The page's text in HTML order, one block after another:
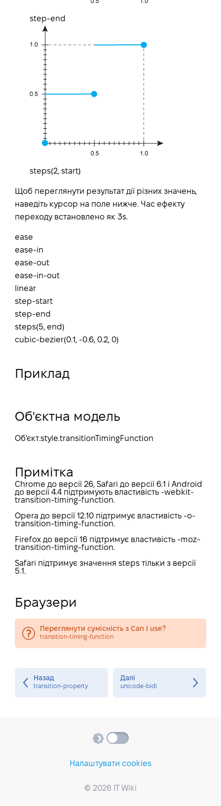
step-end
steps(2, start)
Щоб переглянути результат дії різних значень,
наведіть курсор на поле нижче. Час ефекту
переходу встановлено як 3s.
ease
ease-in
ease-out
ease-in-out
linear
step-start
step-end
steps(5, end)
cubic-bezier(0.1, -0.6, 0.2, 0)
Приклад
Об'єктна модель
Об'єкт.style.transitionTimingFunction
Примітка
Chrome до версії 26, Safari до версії 6.1 і Android
до версії 4.4 підтримують властивість -webkit-
transition-timing-function.
Opera до версії 12.10 підтримує властивість -o-
transition-timing-function.
Firefox до версії 16 підтримує властивість -moz-
transition-timing-function.
Safari підтримує значення steps тільки з версії
5.1.
Браузери
Переглянути сумісність з Can I use?
transition-timing-function
Назад
transition-property
Далі
unicode-bidi
Налаштувати cookies
© 2026 IT Wiki